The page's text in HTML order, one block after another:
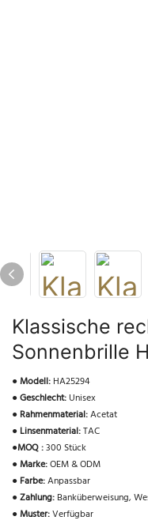
Klassische
Sonnenbrille
●Modell: HA25294
●Geschlecht: Unisex
● Rahmenmaterial:Acetat
● Linsenmaterial:TAC
●MOQ :300 Stück
●Marke:OEM & ODM
● Farbe:Anpassbar
●Zahlung: Banküberweisung,
●Muster:Verfügbar